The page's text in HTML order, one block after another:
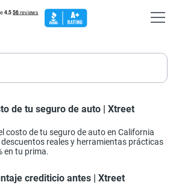
de tu seguro de auto | Xtreet
costo de tu seguro de auto en California
reales y herramientas prácticas
en tu prima.
crediticio antes | Xtreet